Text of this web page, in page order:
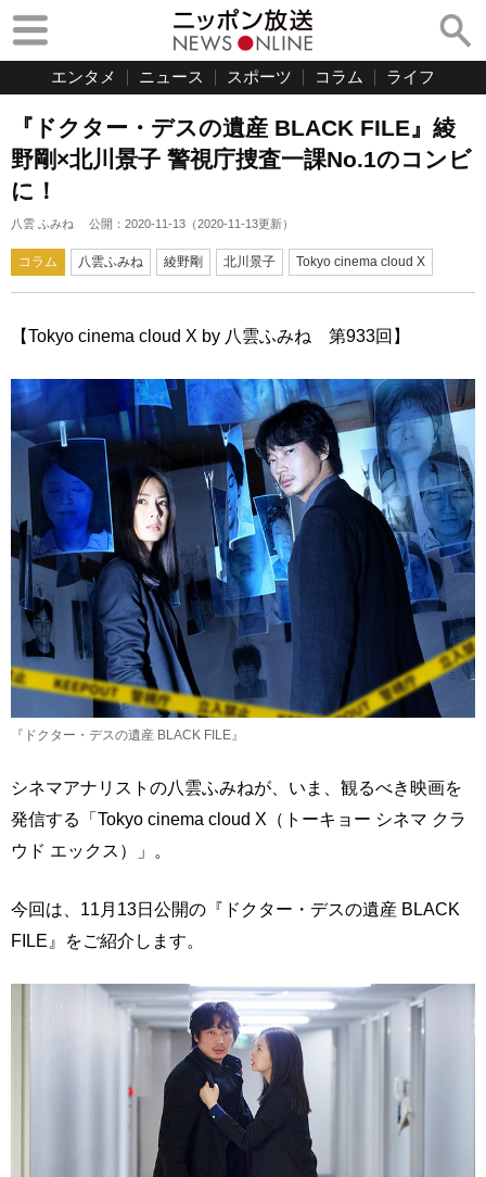
エンタメ ニュース スポーツ コラム ライフ
『ドクター・デスの遺産 BLACK FILE』綾
野剛×北川景子 警視庁捜査一課No.1のコンビ
に！
八雲 ふみね 公開： 2020-11-13 （2020-11-13更新）
コラム 八雲ふみね 綾野剛 北川景子 Tokyo cinema cloud X
【Tokyo cinema cloud X by 八雲ふみね 第933回】
『ドクター・デスの遺産 BLACK FILE』
シネマアナリストの八雲ふみねが、いま、観るべき映画を
発信する「Tokyo cinema cloud X（トーキョー シネマ クラ
ウド エックス）」。
今回は、11月13日公開の『ドクター・デスの遺産 BLACK
FILE』をご紹介します。